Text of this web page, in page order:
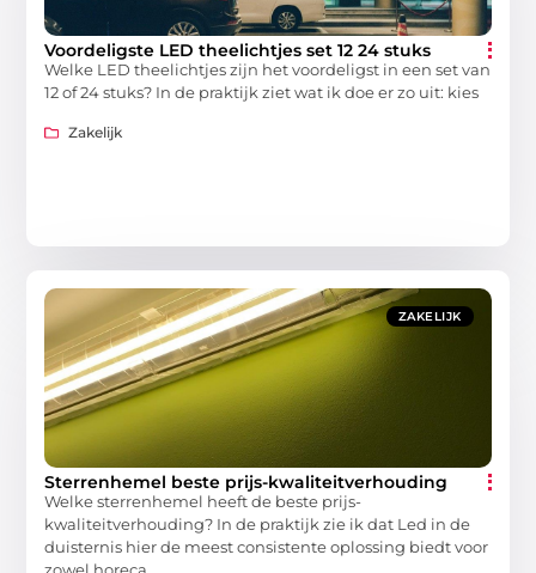
Voordeligste LED theelichtjes set 12 24 stuks
Welke LED theelichtjes zijn het voordeligst in een set van
12 of 24 stuks? In de praktijk ziet wat ik doe er zo uit: kies
Zakelijk
ZAKELIJK
Sterrenhemel beste prijs-kwaliteitverhouding
Welke sterrenhemel heeft de beste prijs-
kwaliteitverhouding? In de praktijk zie ik dat Led in de
duisternis hier de meest consistente oplossing biedt voor
zowel horeca